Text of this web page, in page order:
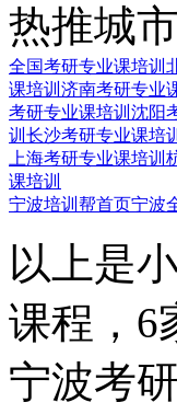
热推城市
全国考研专业课培训
课培训 济南考研专业
考研专业课培训 沈阳
训 长沙考研专业课培训
上海考研专业课培训
课培训
宁波培训帮首页宁波
以上是
课程，6
宁波考